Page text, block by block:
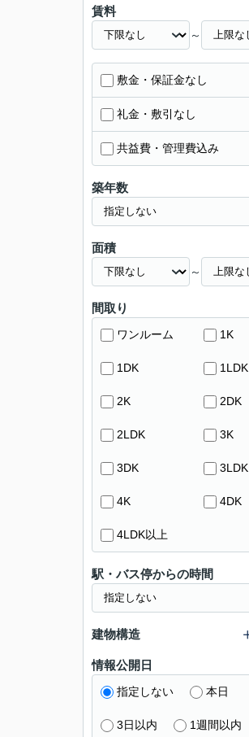
賃料
～
敷金・保証金なし
礼金・敷引なし
共益費・管理費込み
築年数
面積
～
間取り
ワンルーム 1K
1DK 1LDK
2K 2DK
2LDK 3K
3DK 3LDK
4K 4DK
4LDK以上
駅・バス停からの時間
建物構造
情報公開日
指定しない 本日
3日以内 1週間以内